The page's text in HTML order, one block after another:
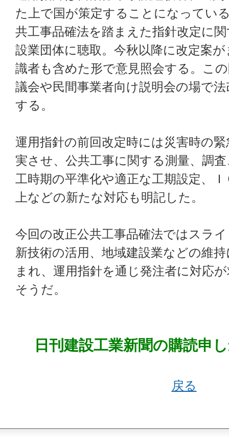
た上で国が策定することになってい
共工事品確法を踏まえた指針改定に
設業団体に聴取。今秋以降に改定案
識者も含めた形で意見照会する。こ
議会や民間事業者向け説明会の場で
する。
運用指針の前回改定時には災害時の
実させ、公共工事に関する測量、調
工時期の平準化や適正な工期設定、
上などの新たな対応も明記した。
今回の改正公共工事品確法ではスラ
新技術の活用、地域建設業などの維
まれ、運用指針を通じ発注者に対応
そうだ。
日刊建設工業新聞の購読申
戻る